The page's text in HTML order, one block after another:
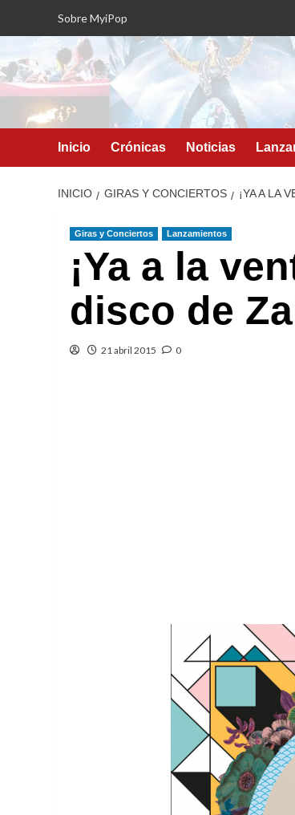
Sobre MyiPop
Inicio Crónicas Noticias
INICIO GIRAS Y CONCIERTOS ¡YA A LA
Giras y Conciertos Lanzamientos
¡Ya a la
disco de
21 abril 2015 0